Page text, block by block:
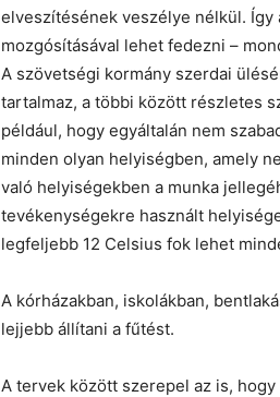
elveszítésének veszélye nélkül.
mozgósításával lehet fedezni –
A szövetségi kormány szerdai
tartalmaz, a többi között részletes
például, hogy egyáltalán nem
minden olyan helyiségben, amely
való helyiségekben a munka
tevékenységekre használt
legfeljebb 12 Celsius fok lehet
A kórházakban, iskolákban,
lejjebb állítani a fűtést.
A tervek között szerepel az is,